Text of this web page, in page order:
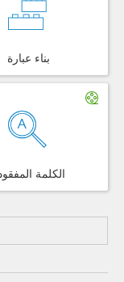
بناء عبارة
الكلمة